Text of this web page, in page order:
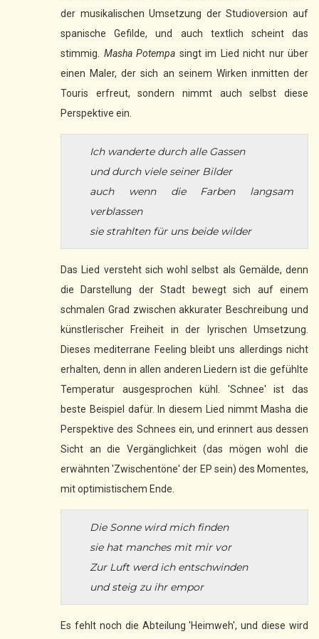
der musikalischen Umsetzung der Studioversion auf
spanische Gefilde, und auch textlich scheint das
stimmig. Masha Potempa singt im Lied nicht nur über
einen Maler, der sich an seinem Wirken inmitten der
Touris erfreut, sondern nimmt auch selbst diese
Perspektive ein.
Ich wanderte durch alle Gassen
und durch viele seiner Bilder
auch wenn die Farben langsam
verblassen
sie strahlten für uns beide wilder
Das Lied versteht sich wohl selbst als Gemälde, denn
die Darstellung der Stadt bewegt sich auf einem
schmalen Grad zwischen akkurater Beschreibung und
künstlerischer Freiheit in der lyrischen Umsetzung.
Dieses mediterrane Feeling bleibt uns allerdings nicht
erhalten, denn in allen anderen Liedern ist die gefühlte
Temperatur ausgesprochen kühl. 'Schnee' ist das
beste Beispiel dafür. In diesem Lied nimmt Masha die
Perspektive des Schnees ein, und erinnert aus dessen
Sicht an die Vergänglichkeit (das mögen wohl die
erwähnten 'Zwischentöne' der EP sein) des Momentes,
mit optimistischem Ende.
Die Sonne wird mich finden
sie hat manches mit mir vor
Zur Luft werd ich entschwinden
und steig zu ihr empor
Es fehlt noch die Abteilung 'Heimweh', und diese wird